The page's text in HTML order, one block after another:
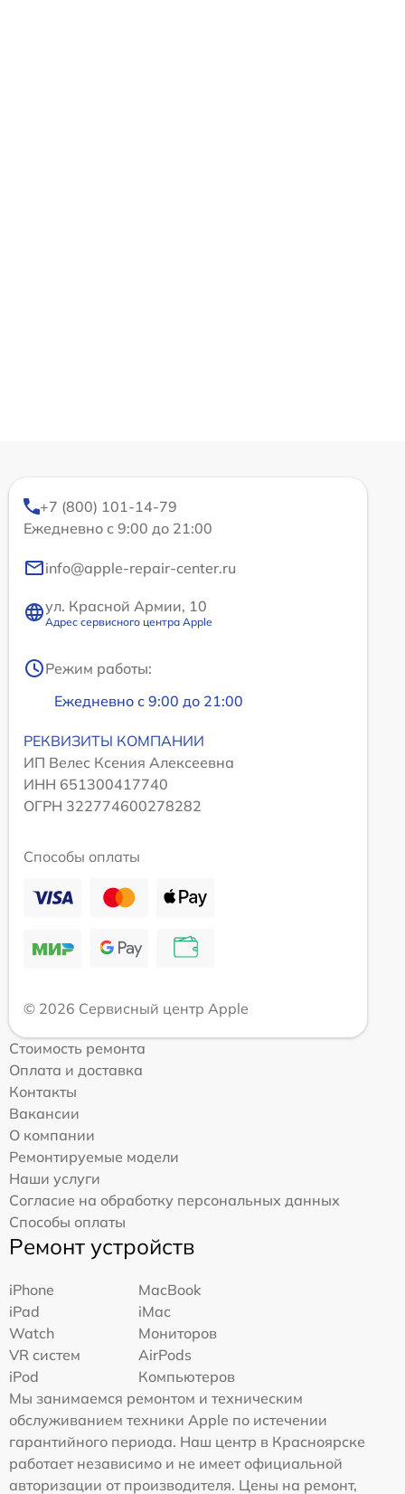
+7 (800) 101-14-79
Ежедневно с 9:00 до 21:00
info@apple-repair-center.ru
ул. Красной Армии, 10
Адрес сервисного центра Apple
Режим работы:
Ежедневно с 9:00 до 21:00
РЕКВИЗИТЫ КОМПАНИИ
ИП Велес Ксения Алексеевна
ИНН 651300417740
ОГРН 322774600278282
Способы оплаты
© 2026 Сервисный центр Apple
Стоимость ремонта
Оплата и доставка
Контакты
Вакансии
О компании
Ремонтируемые модели
Наши услуги
Согласие на обработку персональных данных
Способы оплаты
Ремонт устройств
iPhone
MacBook
iPad
iMac
Watch
Мониторов
VR систем
AirPods
iPod
Компьютеров
Мы занимаемся ремонтом и техническим
обслуживанием техники Apple по истечении
гарантийного периода. Наш центр в Красноярске
работает независимо и не имеет официальной
авторизации от производителя. Цены на ремонт,